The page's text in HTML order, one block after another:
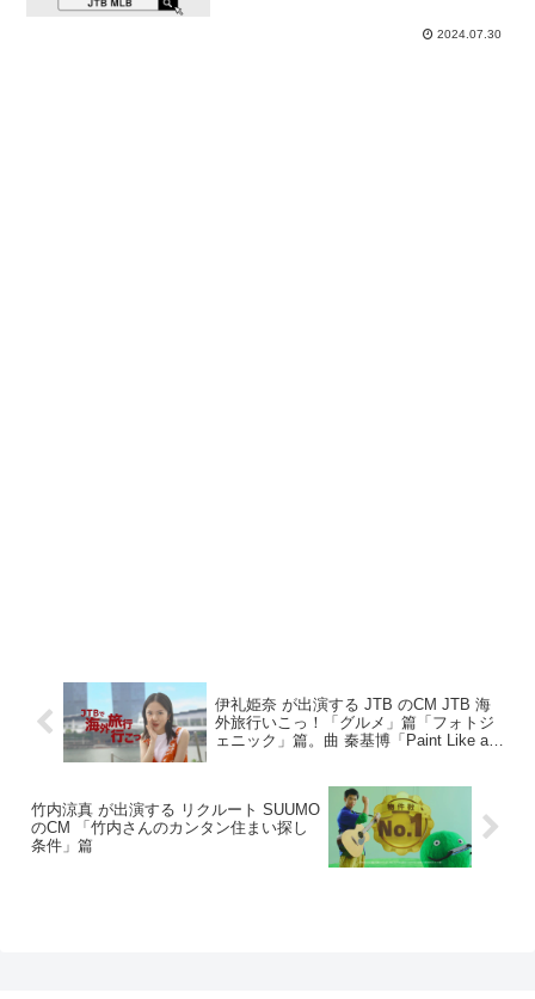
2024.07.30
伊礼姫奈 が出演する JTB のCM JTB 海
外旅行いこっ！「グルメ」篇「フォトジ
ェニック」篇。曲 秦基博「Paint Like a
竹内涼真 が出演する リクルート SUUMO
のCM 「竹内さんのカンタン住まい探し
条件」篇